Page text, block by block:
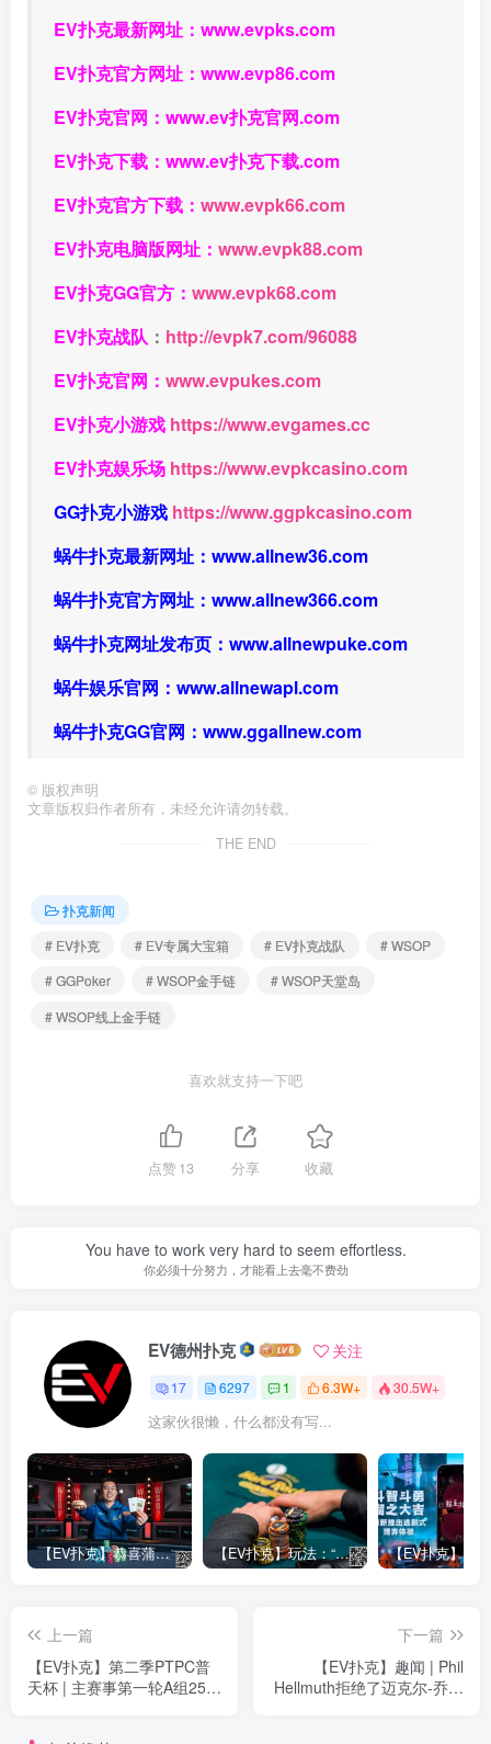
EV扑克最新网址： www.evpks.com
EV扑克官方网址： www.evp86.com
EV扑克官网： www.ev扑克官网.com
EV扑克下载： www.ev扑克下载.com
EV扑克官方下载： www.evpk66.com
EV扑克电脑版网址： www.evpk88.com
EV扑克GG官方： www.evpk68.com
EV扑克战队 ： http://evpk7.com/96088
EV扑克官网： www.evpukes.com
EV扑克小游戏 https://www.evgames.cc
EV扑克娱乐场 https://www.evpkcasino.com
GG扑克小游戏 https://www.ggpkcasino.com
蜗牛扑克最新网址： www.allnew36.com
蜗牛扑克官方网址： www.allnew366.com
蜗牛扑克网址发布页： www.allnewpuke.com
蜗牛娱乐官网： www.allnewapl.com
蜗牛扑克GG官网： www.ggallnew.com
© 版权声明
文章版权归作者所有，未经允许请勿转载。
THE END
扑克新闻
# EV扑克
# EV专属大宝箱 # EV扑克战队
# WSOP
# GGPoker
# WSOP金手链
# WSOP天堂岛
# WSOP线上金手链
喜欢就支持一下吧
点赞13 分享 收藏
You have to work very hard to seem effortless.
你必须十分努力，才能看上去毫不费劲
EV德州扑克 关注
17 6297 1 6.3W+ 30.5W+
这家伙很懒，什么都没有写...
【EV扑克】恭喜蒲蔚然赛事#65夺冠，收获国人2023WSOP第六条金手链，奖金93万刀！ 【EV扑克】玩法：“松弱鱼/松凶鱼打法”的基本攻略
上一篇
【EV扑克】第二季PTPC普
天杯 | 主赛事第一轮A组250
下一篇
【EV扑克】趣闻 | Phil
Hellmuth拒绝了迈克尔-乔丹